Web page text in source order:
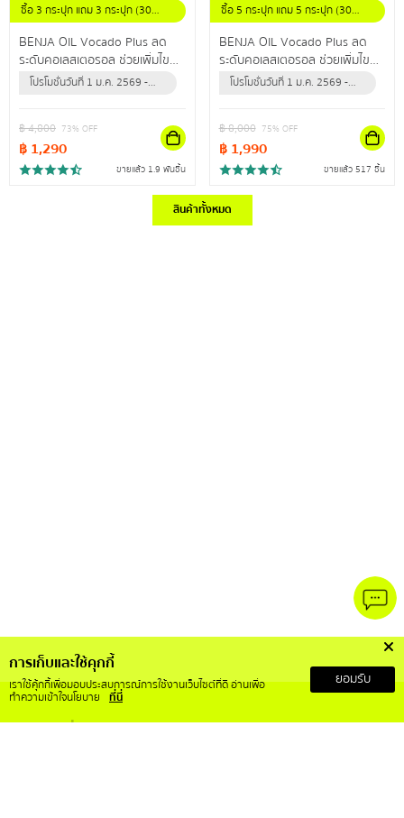
ซื้อ 3 กระปุก แถม 3 กระปุก (30
แคปซูล / กระปุก)
BENJA OIL Vocado Plus ลด
ระดับคอเลสเตอรอล ช่วยเพิ่มไข
มันดี ลดไขมันเลว ปรับลดความดัน
โปรโมชั่นวันที่ 1 ม.ค. 2569 -
฿4,800 73% OFF
฿1,290
ขายแล้ว 1.9 พันชิ้น
ซื้อ 5 กระปุก แถม 5 กระปุก (30
แคปซูล / กระปุก)
BENJA OIL Vocado Plus ลด
ระดับคอเลสเตอรอล ช่วยเพิ่มไข
มันดี ลดไขมันเลว ปรับลดความดัน
โปรโมชั่นวันที่ 1 ม.ค. 2569 -
฿8,000 75% OFF
฿1,990
ขายแล้ว 517 ชิ้น
สินค้าทั้งหมด
การเก็บและใช้คุกกี้
เราใช้คุ้กกี้เพื่อมอบประสบการณ์การใช้งานเว็บไซต์ที่ดี อ่านเพื่อ
ทำความเข้าใจนโยบาย ที่นี่
ยอมรับ